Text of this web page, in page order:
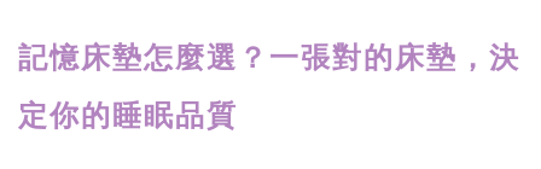
記憶床墊怎麼選？一張對的床墊，決
定你的睡眠品質